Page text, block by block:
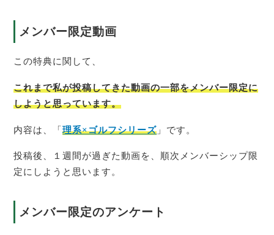
メンバー限定動画
この特典に関して、
これまで私が投稿してきた動画の一部をメンバー限定に
しようと思っています。
内容は、「理系×ゴルフシリーズ 」です。
投稿後、１週間が過ぎた動画を、順次メンバーシップ限
定にしようと思います。
メンバー限定のアンケート